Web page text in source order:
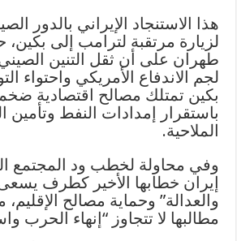
هذا الاستنجاد الإيراني بالدور
لزيارة مرتقبة لترامب إلى
طهران على أن ثقل التنين
لجم الاندفاع الأمريكي واحتواء
بكين تمتلك مصالح اقتصادية
باستقرار إمدادات النفط وتأمين
الملاحية.
وفي محاولة لخطب ود المجتمع
إيران خطابها الأخير كطرف يسعى
والعدالة” وحماية مصالح
مطالبها لا تتجاوز “إنهاء الحرب